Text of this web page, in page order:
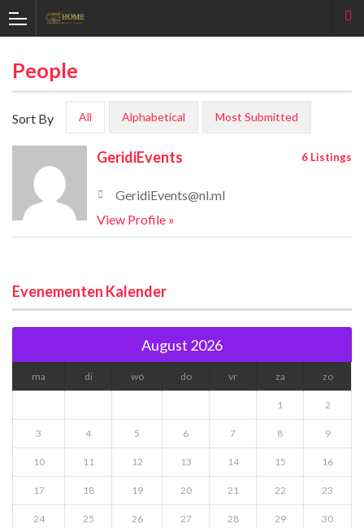
People
Sort By All Alphabetical Most Submitted
GeridiEvents 6 Listings
GeridiEvents@nl.ml
View Profile »
Evenementen Kalender
August 2026
ma di wo do vr za zo
1 2
3 4 5 6 7 8 9
10 11 12 13 14 15 16
17 18 19 20 21 22 23
24 25 26 27 28 29 30